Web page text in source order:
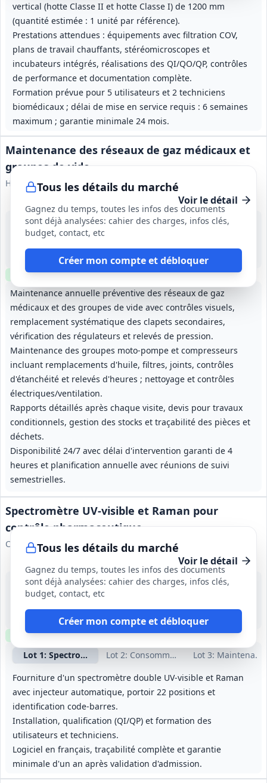
vertical (hotte Classe II et hotte Classe I) de 1200 mm
(quantité estimée : 1 unité par référence).
Prestations attendues : équipements avec filtration COV,
plans de travail chauffants, stéréomicroscopes et
incubateurs intégrés, réalisations des QI/QO/QP, contrôles
de performance et documentation complète.
Formation prévue pour 5 utilisateurs et 2 techniciens
biomédicaux ; délai de mise en service requis : 6 semaines
maximum ; garantie minimale 24 mois.
Tous les détails du marché
Gagnez du temps, toutes les infos des documents
sont déjà analysées: cahier des charges, infos clés,
budget, contact, etc
Créer mon compte et débloquer
Maintenance des réseaux de gaz médicaux et
groupes de vide
Hôpitaux Universitaires Paris Seine-Saint-Denis
Voir le détail
Maintenance annuelle préventive des réseaux de gaz
médicaux et des groupes de vide avec contrôles visuels,
remplacement systématique des clapets secondaires,
vérification des régulateurs et relevés de pression.
Maintenance des groupes moto‑pompe et compresseurs
incluant remplacements d'huile, filtres, joints, contrôles
d'étanchéité et relevés d'heures ; nettoyage et contrôles
électriques/ventilation.
Rapports détaillés après chaque visite, devis pour travaux
conditionnels, gestion des stocks et traçabilité des pièces et
déchets.
Disponibilité 24/7 avec délai d'intervention garanti de 4
heures et planification annuelle avec réunions de suivi
semestrielles.
20 août 2026
Seine-Saint-Denis (93)
4 ans (à compter du premier mois suivant la notification)
Clause environnementale Clause sociale
Tous les détails du marché
Gagnez du temps, toutes les infos des documents
sont déjà analysées: cahier des charges, infos clés,
budget, contact, etc
Créer mon compte et débloquer
Spectromètre UV-visible et Raman pour
contrôle pharmaceutique
Centre Hospitalier Universitaire de Guyane
Voir le détail
Lot 1: Spectromètre UV‑visible / Raman
Lot 2: Consommables spectromètre
Lot 3:
Fourniture d'un spectromètre double UV‑visible et Raman
avec injecteur automatique, portoir 22 positions et
identification code‑barres.
Installation, qualification (QI/QP) et formation des
utilisateurs et techniciens.
Logiciel en français, traçabilité complète et garantie
minimale d'un an après validation d'admission.
20 août 2026
Cayenne (973)
12 mois, reconductible 3 fois par période de 12 mois
Clause environnementale